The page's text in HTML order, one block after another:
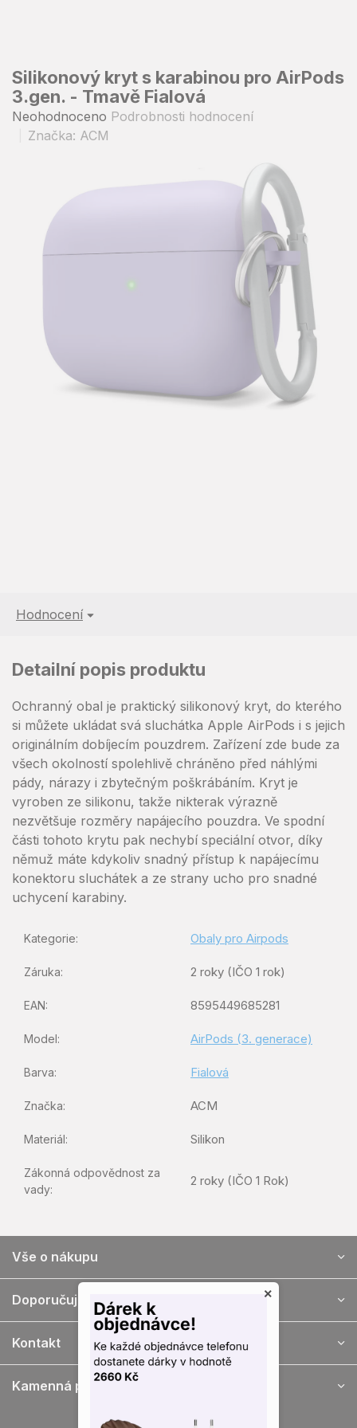
Silikonový kryt s karabinou pro AirPods
3.gen. - Tmavě Fialová
Průměrné
hodnocení
hvězdiček.
Neohodnoceno Podrobnosti hodnocení
Značka: ACM
Hodnocení
Detailní popis produktu
Ochranný obal je praktický silikonový kryt, do kterého
si můžete ukládat svá sluchátka Apple AirPods i s jejich
originálním dobíjecím pouzdrem. Zařízení zde bude za
všech okolností spolehlivě chráněno před náhlými
pády, nárazy i zbytečným poškrábáním. Kryt je
vyroben ze silikonu, takže nikterak výrazně
nezvětšuje rozměry napájecího pouzdra. Ve spodní
části tohoto krytu pak nechybí speciální otvor, díky
němuž máte kdykoliv snadný přístup k napájecímu
konektoru sluchátek a ze strany ucho pro snadné
uchycení karabiny.
Kategorie: Obaly pro Airpods
Záruka: 2 roky (IČO 1 rok)
EAN: 8595449685281
Model: AirPods (3. generace)
Barva: Fialová
Značka: ACM
Materiál: Silikon
Zákonná odpovědnost za
vady:
2 roky (IČO 1 Rok)
p
Vše o nákupu
Doporučujeme
Kontakt
Kamenná prodejna
×